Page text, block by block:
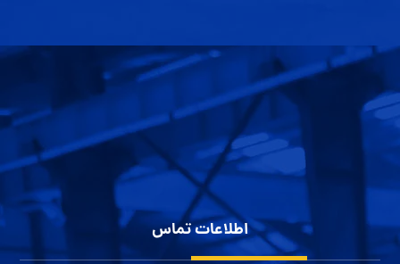
پوشش سقف سوله
سوله سازی
پوشش بدنه سوله
شناخت انواع سوله
حریم خصوصی کاربران
اطلاعات تماس